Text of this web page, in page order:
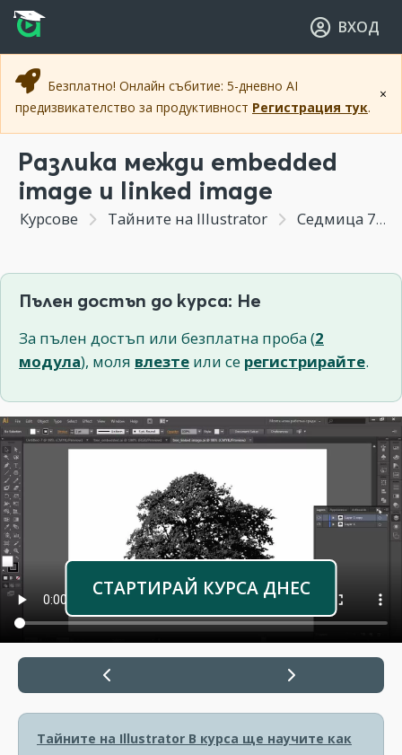
Прескочи към основното съдържание
Прескочи към навигацията
ВХОД
×
Безплатно! Онлайн събитие: 5-дневно AI
предизвикателство за продуктивност Регистрация тук.
Разлика межди embedded
image и linked image
Курсове Тайните на Illustrator Седмица 7 - Базова работа и особености при създаване на векторно изображение и Blob brush tool
Пълен достъп до курса: Не
За пълен достъп или безплатна проба (2
модула), моля влезте или се регистрирайте.
СТАРТИРАЙ КУРСА ДНЕС
Тайните на Illustrator В курса ще научите как